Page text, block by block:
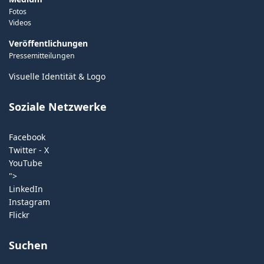
Fotos
Videos
Veröffentlichungen
Pressemitteilungen
Visuelle Identität & Logo
Soziale Netzwerke
Facebook
Twitter - X
YouTube
">
LinkedIn
Instagram
Flickr
Suchen